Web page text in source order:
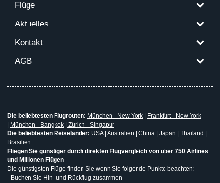
Flüge
Aktuelles
Kontakt
AGB
Die beliebtesten Flugrouten: München - New York
Frankfurt - New York
München - Bangkok
Zürich - Singapur
Die beliebtesten Reiseländer: USA| Australien China Japan Thailand
Brasilien
Fliegen Sie günstiger durch direkten Flugvergleich von über 750 Airlines
und Millionen Flügen
Die günstigsten Flüge finden Sie wenn Sie folgende Punkte beachten:
- Buchen Sie Hin- und Rückflug zusammen